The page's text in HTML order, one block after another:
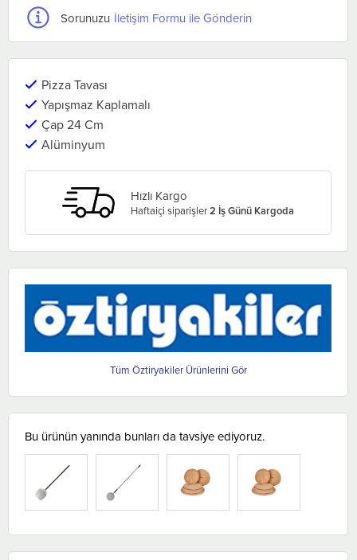
Sorunuzu İletişim Formu ile Gönderin
Pizza Tavası
Yapışmaz Kaplamalı
Çap 24 Cm
Alüminyum
Hızlı Kargo
Haftaiçi siparişler2 İş Günü Kargoda
Öztiryakiler
Bu ürünün yanında bunları da tavsiye ediyoruz.